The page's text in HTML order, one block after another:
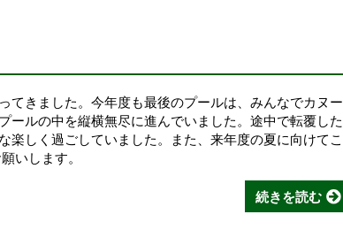
てきました。今年度も最後のプールは、みんなでカヌー
ールの中を縦横無尽に進んでいました。途中で転覆した
楽しく過ごしていました。また、来年度の夏に向けてこ
いします。
続きを読む